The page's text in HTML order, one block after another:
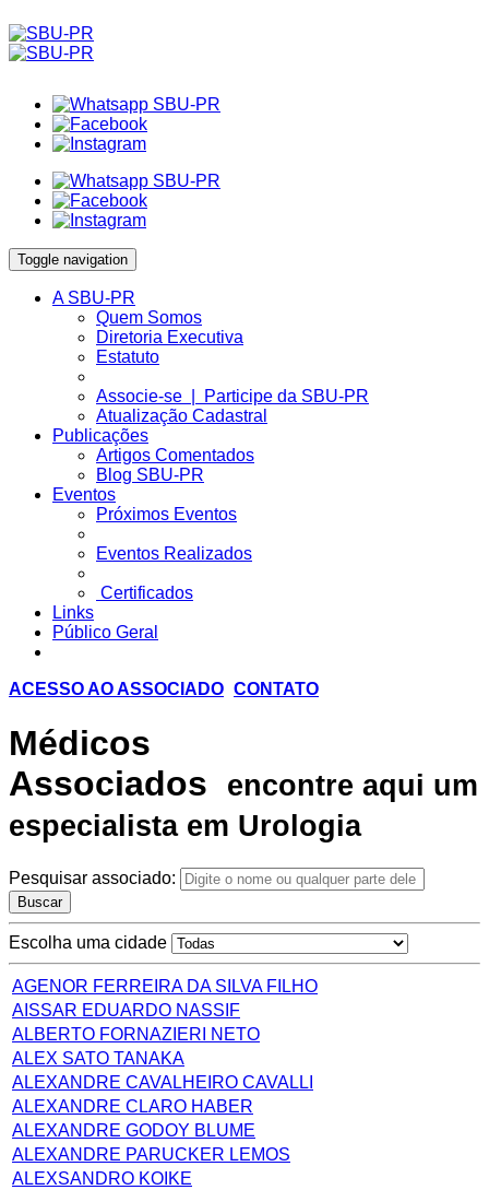
Toggle navigation
A SBU-PR
Quem Somos
Diretoria Executiva
Estatuto
Associe-se | Participe da SBU-PR
Atualização Cadastral
Publicações
Artigos Comentados
Blog SBU-PR
Eventos
Próximos Eventos
Eventos Realizados
Certificados
Links
Público Geral
ACESSO AO ASSOCIADO CONTATO
Médicos
Associados
encontre aqui um
especialista em Urologia
Pesquisar associado:
Buscar
Escolha uma cidade
AGENOR FERREIRA DA SILVA FILHO
AISSAR EDUARDO NASSIF
ALBERTO FORNAZIERI NETO
ALEX SATO TANAKA
ALEXANDRE CAVALHEIRO CAVALLI
ALEXANDRE CLARO HABER
ALEXANDRE GODOY BLUME
ALEXANDRE PARUCKER LEMOS
ALEXSANDRO KOIKE